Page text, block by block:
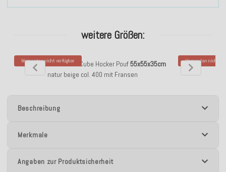
weitere Größen:
Momentan nicht verfügbar
H.O.C.K. Nuvole Bean Cube Hocker Pouf55x55x35cm
natur beige col. 400 mit Fransen
Momentan nicht
H.O.C.K.
Beschreibung
Merkmale
Angaben zur Produktsicherheit